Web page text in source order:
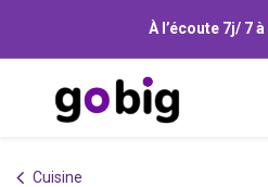
À l’écoute 7j/ 7 à
Cuisine